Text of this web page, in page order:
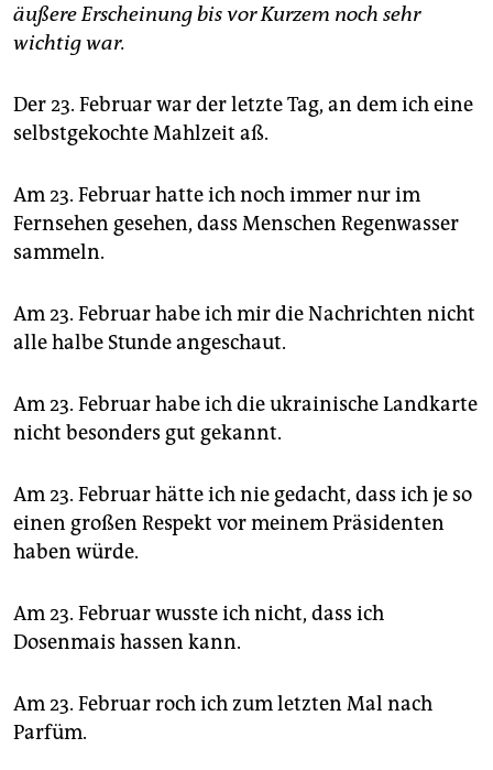
äußere Erscheinung bis vor Kurzem noch sehr
wichtig war.
Der 23. Februar war der letzte Tag, an dem ich eine
selbstgekochte Mahlzeit aß.
Am 23. Februar hatte ich noch immer nur im
Fernsehen gesehen, dass Menschen Regenwasser
sammeln.
Am 23. Februar habe ich mir die Nachrichten nicht
alle halbe Stunde angeschaut.
Am 23. Februar habe ich die ukrainische Landkarte
nicht besonders gut gekannt.
Am 23. Februar hätte ich nie gedacht, dass ich je so
einen großen Respekt vor meinem Präsidenten
haben würde.
Am 23. Februar wusste ich nicht, dass ich
Dosenmais hassen kann.
Am 23. Februar roch ich zum letzten Mal nach
Parfüm.